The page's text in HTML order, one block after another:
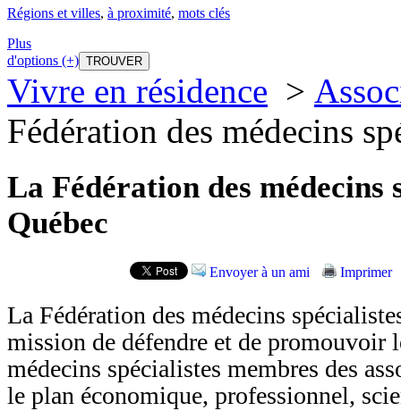
Régions et villes, à proximité, mots clés
Plus
d'options (+)
Vivre en résidence >
Fédération des médecins
La Fédération des médecins
Québec
Envoyer à un ami Imprimer
La Fédération des médecins
mission de défendre et de promouvoir
médecins spécialistes membres des
le plan économique, professionnel,